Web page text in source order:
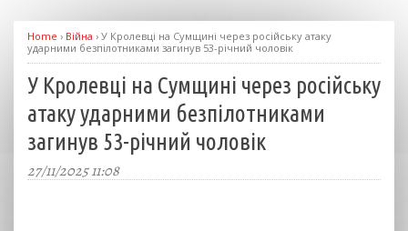
Home › Війна › У Кролевці на Сумщині через російську атаку
ударними безпілотниками загинув 53-річний чоловік
У Кролевці на Сумщині через російську
атаку ударними безпілотниками
загинув 53-річний чоловік
27/11/2025 11:08